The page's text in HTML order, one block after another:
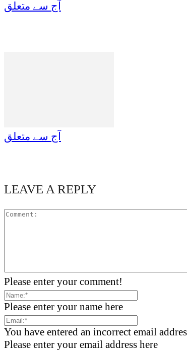
آج سے متعلق
آج سے متعلق
LEAVE A REPLY
Please enter your comment!
Please enter your name here
You have entered an incorrect email
Please enter your email address here